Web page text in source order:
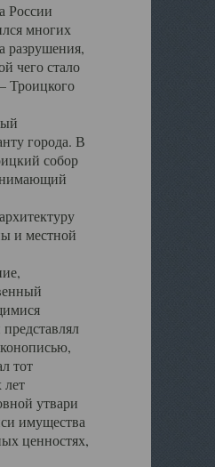
России
многих
разрушения,
чего стало
Троицкого
города. В
собор
и местной
тот
лет
утвари
имущества
ценностях,